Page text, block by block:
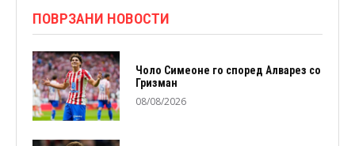
ПОВРЗАНИ НОВОСТИ
Чоло Симеоне го според Алварез со
Гризман
08/08/2026